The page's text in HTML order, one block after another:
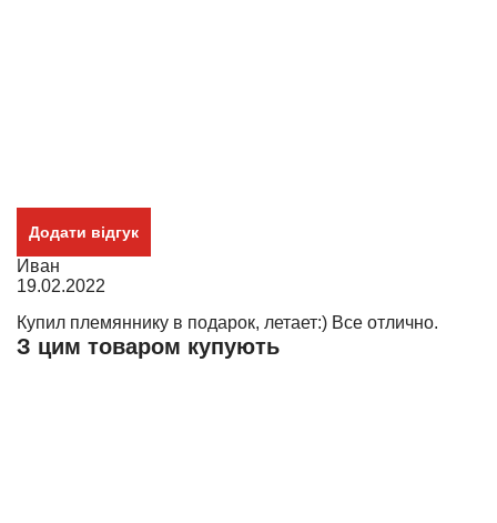
Додати відгук
Иван
19.02.2022
Купил племяннику в подарок, летает:) Все отлично.
З цим товаром купують